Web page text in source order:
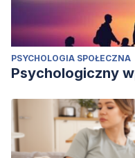
PSYCHOLOGIA SPOŁECZNA
Psychologiczny